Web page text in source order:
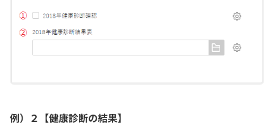
例）２【健康診断の結果】